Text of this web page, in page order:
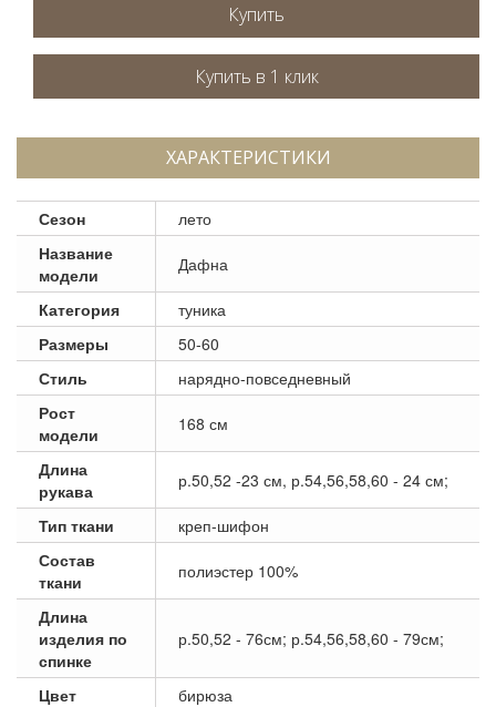
Купить
ХАРАКТЕРИСТИКИ
Сезон
лето
Название
модели
Дафна
Категория
туника
Размеры
50-60
Стиль
нарядно-повседневный
Рост
модели
168 см
Длина
рукава
р.50,52 -23 см, р.54,56,58,60 - 24 см;
Тип ткани
креп-шифон
Состав
ткани
полиэстер 100%
Длина
изделия по
спинке
р.50,52 - 76см; р.54,56,58,60 - 79см;
Цвет бирюза